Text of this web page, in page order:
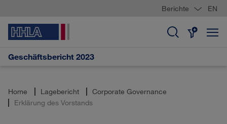
Berichte EN
Geschäftsbericht 2023
Home Lagebericht
Corporate Governance
Erklärung des Vorstands